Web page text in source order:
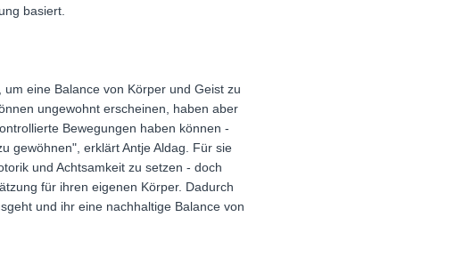
basiert.
eine Balance von Körper und Geist zu
ungewohnt erscheinen, haben aber
Bewegungen haben können -
gewöhnen", erklärt Antje Aldag. Für sie
und Achtsamkeit zu setzen - doch
für ihren eigenen Körper. Dadurch
und ihr eine nachhaltige Balance von